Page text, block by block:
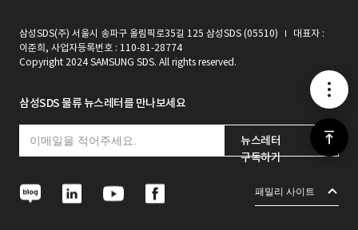
메
뉴
위
삼성SDS 물류 뉴스레터를 만나보세요
뉴스레터
구독하기
N
a
L
Y
o
F
a
삼성SDS(주) 서울시 송파구 올림픽로35길 125 삼성SDS (05510)
대표자 :
이준희, 사업자등록번호 : 110-81-28774
Copyright 2024 SAMSUNG SDS. All rights reserved.
패밀리 사이트